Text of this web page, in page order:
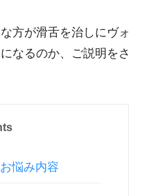
方が滑舌を治しにヴォ
なるのか、ご説明をさ
悩み内容